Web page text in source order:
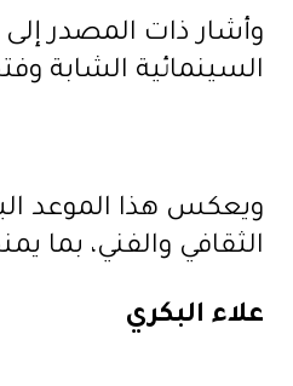
وأشار ذات المصدر
السينمائية الشابة
ويعكس هذا الموعد
الثقافي والفني، بما
علاء البكري